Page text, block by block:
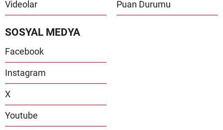
Videolar Puan Durumu
SOSYAL MEDYA
Facebook
Instagram
X
Youtube